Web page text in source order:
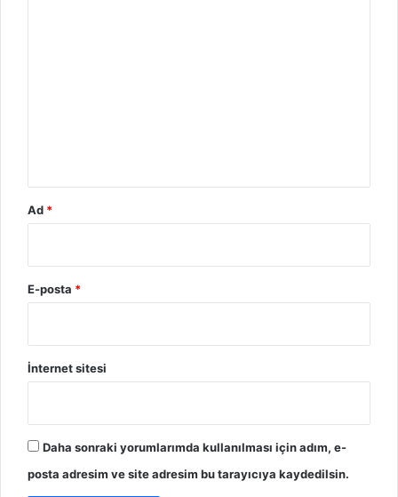
Ad *
E-posta *
İnternet sitesi
Daha sonraki yorumlarımda kullanılması için adım, e-
posta adresim ve site adresim bu tarayıcıya kaydedilsin.